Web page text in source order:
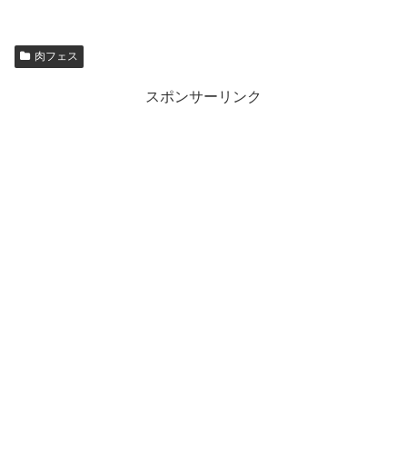
肉フェス
スポンサーリンク